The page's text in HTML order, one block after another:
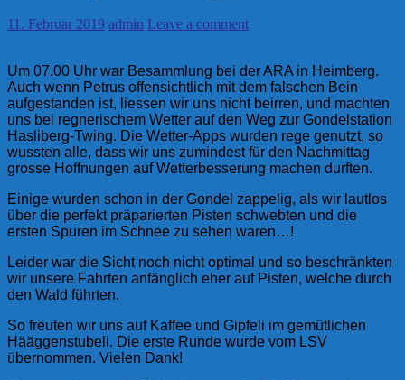
11. Februar 2019 admin Leave a comment
Um 07.00 Uhr war Besammlung bei der ARA in Heimberg.
Auch wenn Petrus offensichtlich mit dem falschen Bein
aufgestanden ist, liessen wir uns nicht beirren, und machten
uns bei regnerischem Wetter auf den Weg zur Gondelstation
Hasliberg-Twing. Die Wetter-Apps wurden rege genutzt, so
wussten alle, dass wir uns zumindest für den Nachmittag
grosse Hoffnungen auf Wetterbesserung machen durften.
Einige wurden schon in der Gondel zappelig, als wir lautlos
über die perfekt präparierten Pisten schwebten und die
ersten Spuren im Schnee zu sehen waren…!
Leider war die Sicht noch nicht optimal und so beschränkten
wir unsere Fahrten anfänglich eher auf Pisten, welche durch
den Wald führten.
So freuten wir uns auf Kaffee und Gipfeli im gemütlichen
Hääggenstubeli. Die erste Runde wurde vom LSV
übernommen. Vielen Dank!